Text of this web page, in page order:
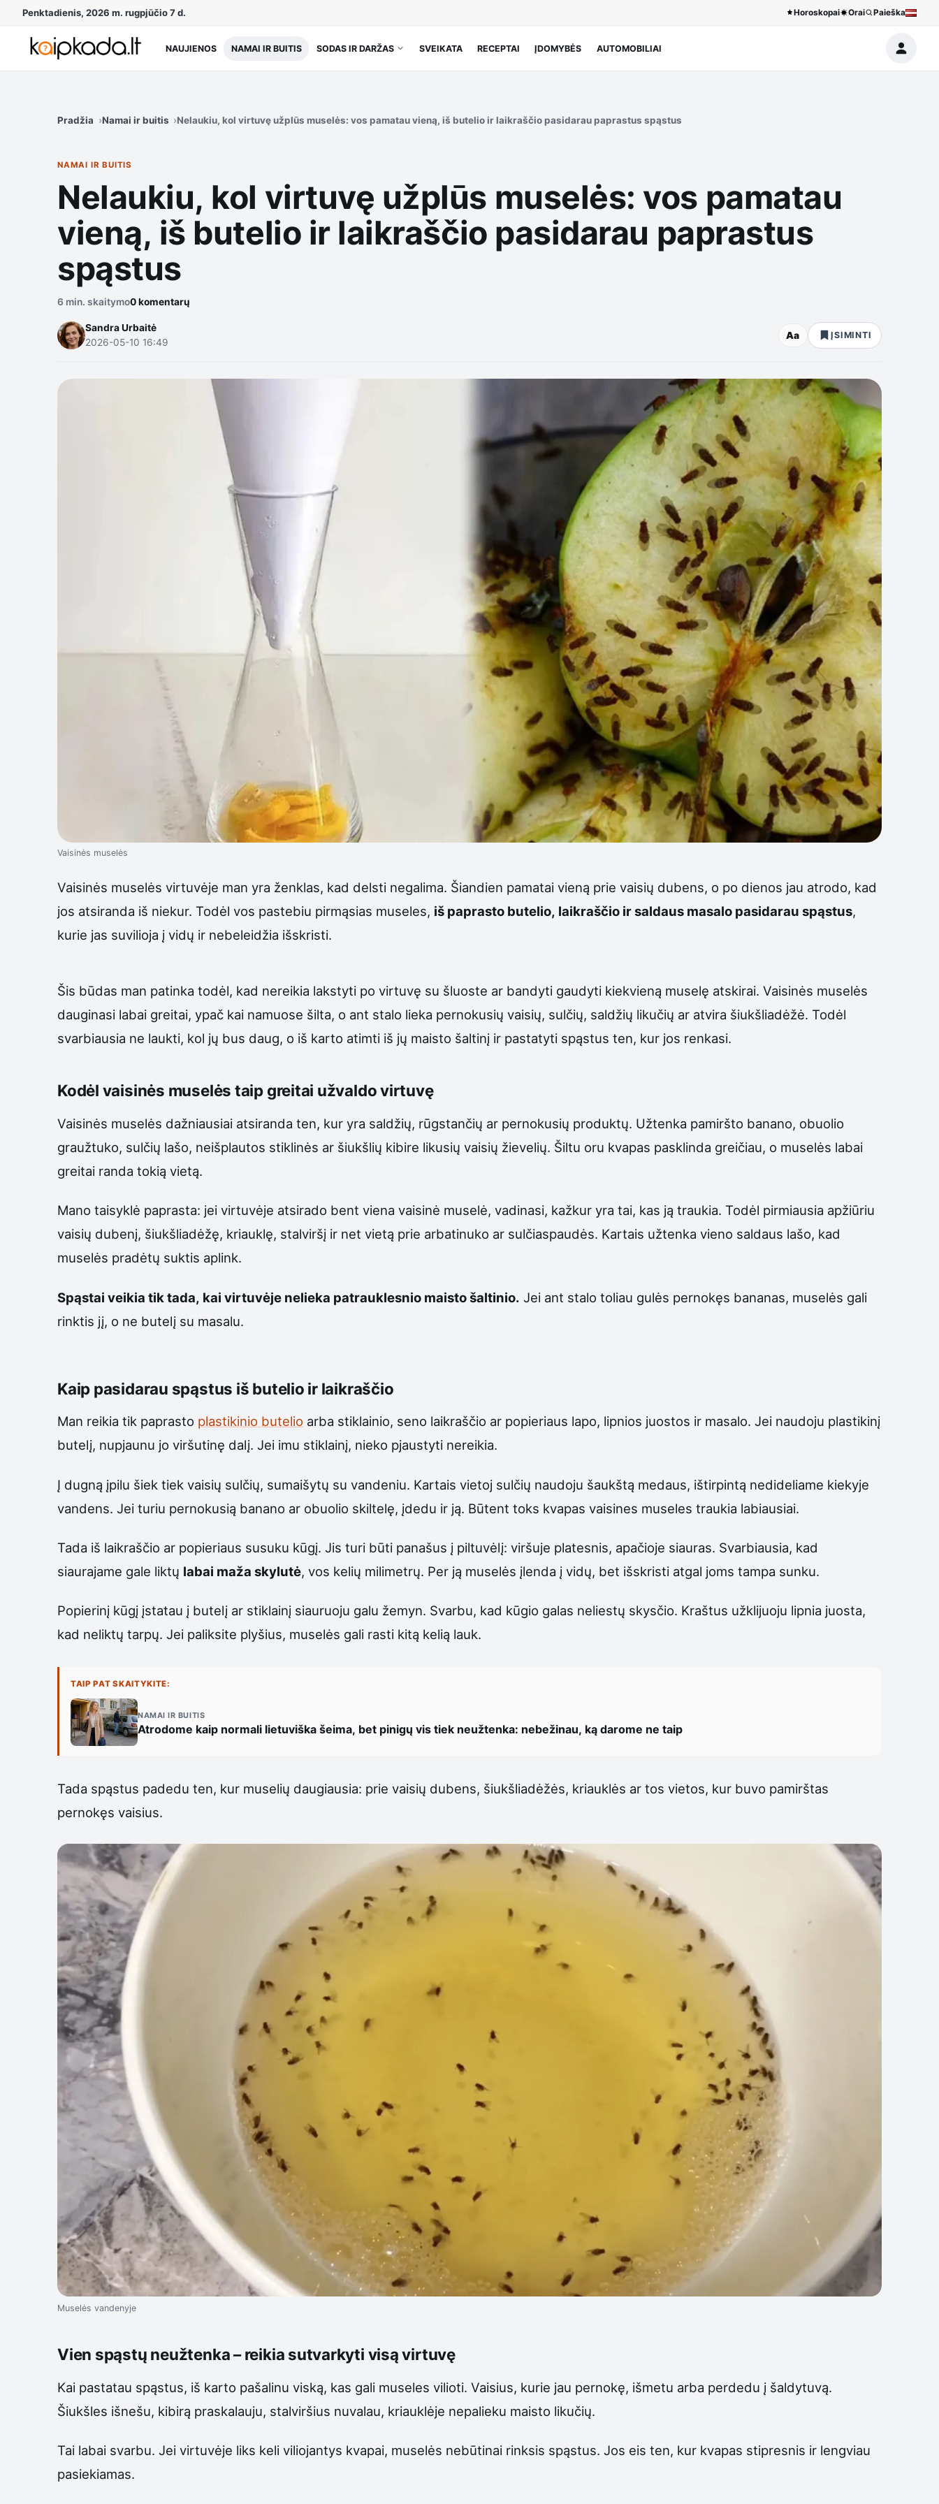
Penktadienis, 2026 m. rugpjūčio 7 d. Horoskopai Orai Paieška
NAUJIENOS NAMAI IR BUITIS SODAS IR DARŽAS SVEIKATA RECEPTAI ĮDOMYBĖS AUTOMOBILIAI
Pradžia Namai ir buitis Nelaukiu, kol virtuvę užplūs muselės: vos pamatau vieną, iš butelio ir laikraščio pasidarau paprastus spąstus
NAMAI IR BUITIS
Nelaukiu, kol virtuvę užplūs muselės: vos pamatau
vieną, iš butelio ir laikraščio pasidarau paprastus
spąstus
6 min. skaitymo0 komentarų
Sandra Urbaitė
2026-05-10 16:49
Aa ĮSIMINTI
Vaisinės muselės
Vaisinės muselės virtuvėje man yra ženklas, kad delsti negalima. Šiandien pamatai vieną prie vaisių dubens, o po dienos jau atrodo, kad
jos atsiranda iš niekur. Todėl vos pastebiu pirmąsias museles, iš paprasto butelio, laikraščio ir saldaus masalo pasidarau spąstus,
kurie jas suvilioja į vidų ir nebeleidžia išskristi.
Šis būdas man patinka todėl, kad nereikia lakstyti po virtuvę su šluoste ar bandyti gaudyti kiekvieną muselę atskirai. Vaisinės muselės
dauginasi labai greitai, ypač kai namuose šilta, o ant stalo lieka pernokusių vaisių, sulčių, saldžių likučių ar atvira šiukšliadėžė. Todėl
svarbiausia ne laukti, kol jų bus daug, o iš karto atimti iš jų maisto šaltinį ir pastatyti spąstus ten, kur jos renkasi.
Kodėl vaisinės muselės taip greitai užvaldo virtuvę
Vaisinės muselės dažniausiai atsiranda ten, kur yra saldžių, rūgstančių ar pernokusių produktų. Užtenka pamiršto banano, obuolio
graužtuko, sulčių lašo, neišplautos stiklinės ar šiukšlių kibire likusių vaisių žievelių. Šiltu oru kvapas pasklinda greičiau, o muselės labai
greitai randa tokią vietą.
Mano taisyklė paprasta: jei virtuvėje atsirado bent viena vaisinė muselė, vadinasi, kažkur yra tai, kas ją traukia. Todėl pirmiausia apžiūriu
vaisių dubenį, šiukšliadėžę, kriauklę, stalviršį ir net vietą prie arbatinuko ar sulčiaspaudės. Kartais užtenka vieno saldaus lašo, kad
muselės pradėtų suktis aplink.
Spąstai veikia tik tada, kai virtuvėje nelieka patrauklesnio maisto šaltinio. Jei ant stalo toliau gulės pernokęs bananas, muselės gali
rinktis jį, o ne butelį su masalu.
Kaip pasidarau spąstus iš butelio ir laikraščio
Man reikia tik paprasto plastikinio butelio arba stiklainio, seno laikraščio ar popieriaus lapo, lipnios juostos ir masalo. Jei naudoju plastikinį
butelį, nupjaunu jo viršutinę dalį. Jei imu stiklainį, nieko pjaustyti nereikia.
Į dugną įpilu šiek tiek vaisių sulčių, sumaišytų su vandeniu. Kartais vietoj sulčių naudoju šaukštą medaus, ištirpintą nedideliame kiekyje
vandens. Jei turiu pernokusią banano ar obuolio skiltelę, įdedu ir ją. Būtent toks kvapas vaisines museles traukia labiausiai.
Tada iš laikraščio ar popieriaus susuku kūgį. Jis turi būti panašus į piltuvėlį: viršuje platesnis, apačioje siauras. Svarbiausia, kad
siaurajame gale liktų labai maža skylutė, vos kelių milimetrų. Per ją muselės įlenda į vidų, bet išskristi atgal joms tampa sunku.
Popierinį kūgį įstatau į butelį ar stiklainį siauruoju galu žemyn. Svarbu, kad kūgio galas neliestų skysčio. Kraštus užklijuoju lipnia juosta,
kad neliktų tarpų. Jei paliksite plyšius, muselės gali rasti kitą kelią lauk.
TAIP PAT SKAITYKITE:
NAMAI IR BUITIS
Atrodome kaip normali lietuviška šeima, bet pinigų vis tiek neužtenka: nebežinau, ką darome ne taip
Tada spąstus padedu ten, kur muselių daugiausia: prie vaisių dubens, šiukšliadėžės, kriauklės ar tos vietos, kur buvo pamirštas
pernokęs vaisius.
Muselės vandenyje
Vien spąstų neužtenka – reikia sutvarkyti visą virtuvę
Kai pastatau spąstus, iš karto pašalinu viską, kas gali museles vilioti. Vaisius, kurie jau pernokę, išmetu arba perdedu į šaldytuvą.
Šiukšles išnešu, kibirą praskalauju, stalviršius nuvalau, kriauklėje nepalieku maisto likučių.
Tai labai svarbu. Jei virtuvėje liks keli viliojantys kvapai, muselės nebūtinai rinksis spąstus. Jos eis ten, kur kvapas stipresnis ir lengviau
pasiekiamas.